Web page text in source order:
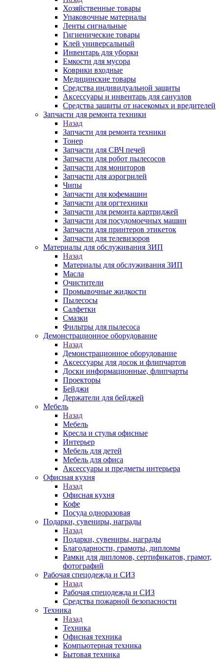
Хозяйственные товары
Упаковочные материалы
Ленты сигнальные
Гигиенические товары
Клей универсальный
Инвентарь для уборки
Емкости для мусора
Коврики входные
Медицинские товары
Средства индивидуальной защиты
Аксессуары и инвентарь для санузлов
Средства защиты от насекомых и вредителей
Запчасти для ремонта техники
Назад
Запчасти для ремонта техники
Тонер
Запчасти для СВЧ печей
Запчасти для робот пылесосов
Запчасти для мониторов
Запчасти для аэрогрилей
Чипы
Запчасти для кофемашин
Запчасти для оргтехники
Запчасти для ремонта картриджей
Запчасти для посудомоечных машин
Запчасти для принтеров этикеток
Запчасти для телевизоров
Материалы для обслуживания ЗИП
Назад
Материалы для обслуживания ЗИП
Масла
Очистители
Промывочные жидкости
Пылесосы
Салфетки
Смазки
Фильтры для пылесоса
Демонстрационное оборудование
Назад
Демонстрационное оборудование
Аксессуары для досок и флипчартов
Доски информационные, флипчарты
Проекторы
Бейджи
Держатели для бейджей
Мебель
Назад
Мебель
Кресла и стулья офисные
Интерьер
Мебель для детей
Мебель для офиса
Аксессуары и предметы интерьера
Офисная кухня
Назад
Офисная кухня
Кофе
Посуда одноразовая
Подарки, сувениры, награды
Назад
Подарки, сувениры, награды
Благодарности, грамоты, дипломы
Рамки для дипломов, сертификатов, грамот,
фотографий
Рабочая спецодежда и СИЗ
Назад
Рабочая спецодежда и СИЗ
Средства пожарной безопасности
Техника
Назад
Техника
Офисная техника
Компьютерная техника
Бытовая техника